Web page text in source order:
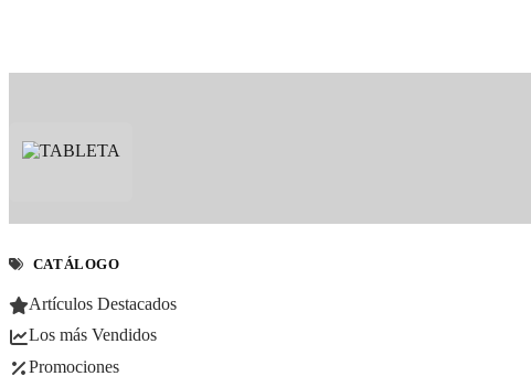
CATÁLOGO
Artículos Destacados
Los más Vendidos
Promociones